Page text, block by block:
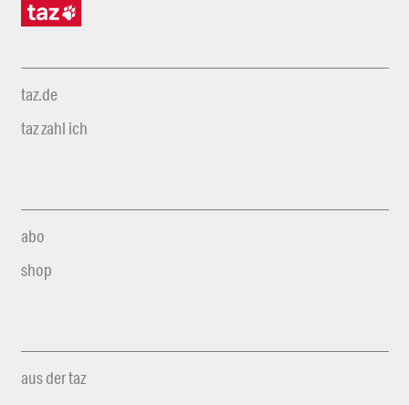
taz.de
taz zahl ich
abo
shop
aus der taz